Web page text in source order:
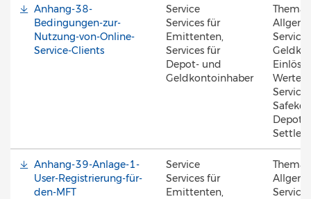
Anhang-38-
Bedingungen-zur-
Nutzung-von-Online-
Service-Clients
Service
Services für
Emittenten,
Services für
Depot- und
Geldkontoinhaber
Thema
Werte,
Anhang-39-Anlage-1-
User-Registrierung-für-
den-MFT
Service
Services für
Emittenten,
Thema